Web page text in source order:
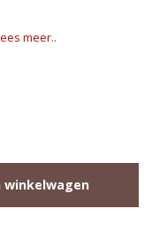
meer..
winkelwagen